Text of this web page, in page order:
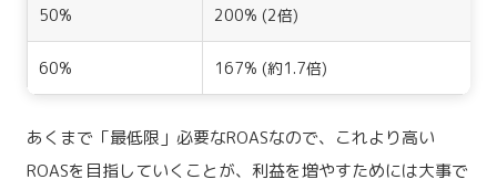
50% 200% (2倍)
60% 167% (約1.7倍)
あくまで「最低限」必要なROASなので、これより高い
ROASを目指していくことが、利益を増やすためには大事で